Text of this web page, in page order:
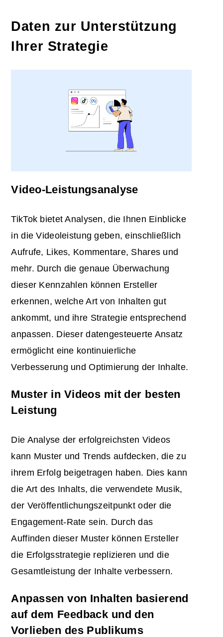
Daten zur Unterstützung
Ihrer Strategie
Video-Leistungsanalyse
TikTok bietet Analysen, die Ihnen Einblicke
in die Videoleistung geben, einschließlich
Aufrufe, Likes, Kommentare, Shares und
mehr. Durch die genaue Überwachung
dieser Kennzahlen können Ersteller
erkennen, welche Art von Inhalten gut
ankommt, und ihre Strategie entsprechend
anpassen. Dieser datengesteuerte Ansatz
ermöglicht eine kontinuierliche
Verbesserung und Optimierung der Inhalte.
Muster in Videos mit der besten
Leistung
Die Analyse der erfolgreichsten Videos
kann Muster und Trends aufdecken, die zu
ihrem Erfolg beigetragen haben. Dies kann
die Art des Inhalts, die verwendete Musik,
der Veröffentlichungszeitpunkt oder die
Engagement-Rate sein. Durch das
Auffinden dieser Muster können Ersteller
die Erfolgsstrategie replizieren und die
Gesamtleistung der Inhalte verbessern.
Anpassen von Inhalten basierend
auf dem Feedback und den
Vorlieben des Publikums